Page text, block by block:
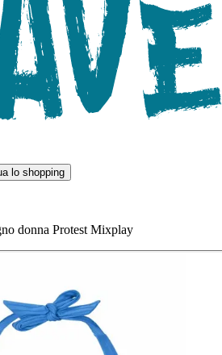
lo shopping
donna Protest Mixplay